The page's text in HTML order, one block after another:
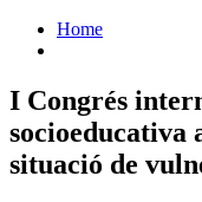
Home
I Congrés
socioeducativa
situació de